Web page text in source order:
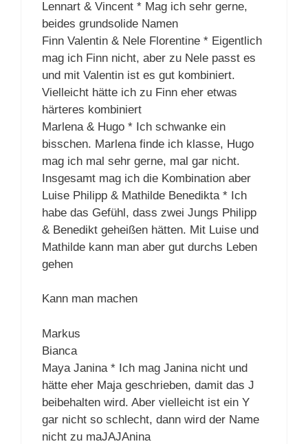
Lennart & Vincent * Mag ich sehr gerne,
beides grundsolide Namen
Finn Valentin & Nele Florentine * Eigentlich
mag ich Finn nicht, aber zu Nele passt es
und mit Valentin ist es gut kombiniert.
Vielleicht hätte ich zu Finn eher etwas
härteres kombiniert
Marlena & Hugo * Ich schwanke ein
bisschen. Marlena finde ich klasse, Hugo
mag ich mal sehr gerne, mal gar nicht.
Insgesamt mag ich die Kombination aber
Luise Philipp & Mathilde Benedikta * Ich
habe das Gefühl, dass zwei Jungs Philipp
& Benedikt geheißen hätten. Mit Luise und
Mathilde kann man aber gut durchs Leben
gehen
Kann man machen
Markus
Bianca
Maya Janina * Ich mag Janina nicht und
hätte eher Maja geschrieben, damit das J
beibehalten wird. Aber vielleicht ist ein Y
gar nicht so schlecht, dann wird der Name
nicht zu maJAJAnina